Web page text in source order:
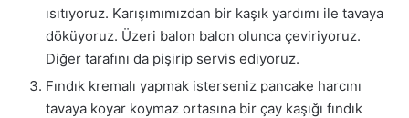
ısıtıyoruz. Karışımımızdan bir kaşık yardımı ile tavaya
döküyoruz. Üzeri balon balon olunca çeviriyoruz.
Diğer tarafını da pişirip servis ediyoruz.
Fındık kremalı yapmak isterseniz pancake harcını
tavaya koyar koymaz ortasına bir çay kaşığı fındık